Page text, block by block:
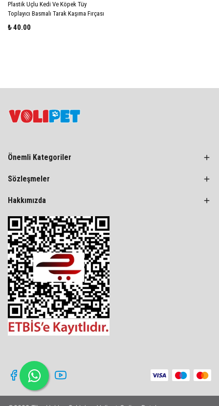
Plastik Uçlu Kedi Ve Köpek Tüy
Toplayıcı Basmalı Tarak Kaşıma Fırçası
₺ 40.00
Önemli Kategoriler
Sözleşmeler
Hakkımızda